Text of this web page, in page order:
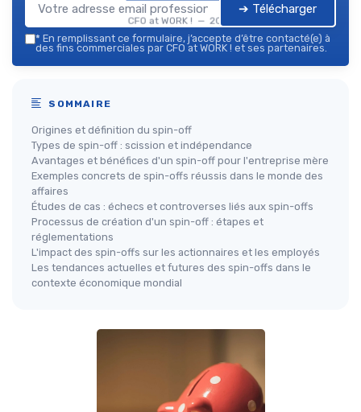
CFO at WORK ! — 2026
➔ Télécharger
* En remplissant ce formulaire, j’accepte d’être contacté(e) à
des fins commerciales par CFO at WORK ! et ses partenaires.
SOMMAIRE
Origines et définition du spin-off
Types de spin-off : scission et indépendance
Avantages et bénéfices d'un spin-off pour l'entreprise mère
Exemples concrets de spin-offs réussis dans le monde des
affaires
Études de cas : échecs et controverses liés aux spin-offs
Processus de création d'un spin-off : étapes et
réglementations
L'impact des spin-offs sur les actionnaires et les employés
Les tendances actuelles et futures des spin-offs dans le
contexte économique mondial